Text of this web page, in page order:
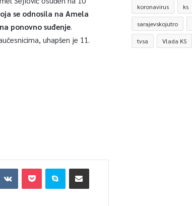
se odnosila na Amela
ponovno suđenje.
uhapšen je 11.
koronavirus ks
sarajevskojutro
tvsa Vlada KS